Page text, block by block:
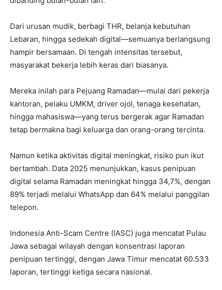
Dari urusan mudik, berbagi THR, belanja kebutuhan
Lebaran, hingga sedekah digital—semuanya berlangsung
hampir bersamaan. Di tengah intensitas tersebut,
masyarakat bekerja lebih keras dari biasanya.
Mereka inilah para Pejuang Ramadan—mulai dari pekerja
kantoran, pelaku UMKM, driver ojol, tenaga kesehatan,
hingga mahasiswa—yang terus bergerak agar Ramadan
tetap bermakna bagi keluarga dan orang-orang tercinta.
Namun ketika aktivitas digital meningkat, risiko pun ikut
bertambah. Data 2025 menunjukkan, kasus penipuan
digital selama Ramadan meningkat hingga 34,7%, dengan
89% terjadi melalui WhatsApp dan 64% melalui panggilan
telepon.
Indonesia Anti-Scam Centre (IASC) juga mencatat Pulau
Jawa sebagai wilayah dengan konsentrasi laporan
penipuan tertinggi, dengan Jawa Timur mencatat 60.533
laporan, tertinggi ketiga secara nasional.